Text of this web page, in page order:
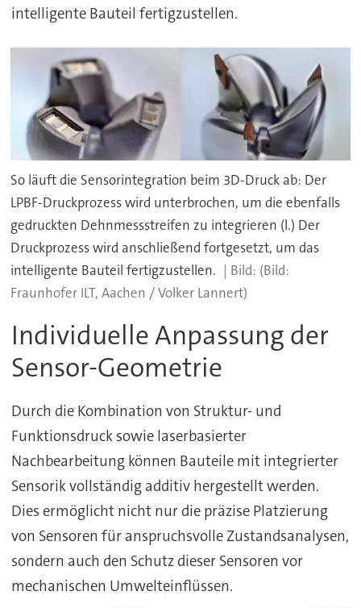
intelligente Bauteil fertigzustellen.
So läuft die Sensorintegration beim 3D-Druck ab: Der
LPBF-Druckprozess wird unterbrochen, um die ebenfalls
gedruckten Dehnmessstreifen zu integrieren (l.) Der
Druckprozess wird anschließend fortgesetzt, um das
intelligente Bauteil fertigzustellen.
(Bild:
Fraunhofer ILT, Aachen / Volker Lannert)
Individuelle Anpassung der
Sensor-Geometrie
Durch die Kombination von Struktur- und
Funktionsdruck sowie laserbasierter
Nachbearbeitung können Bauteile mit integrierter
Sensorik vollständig additiv hergestellt werden.
Dies ermöglicht nicht nur die präzise Platzierung
von Sensoren für anspruchsvolle Zustandsanalysen,
sondern auch den Schutz dieser Sensoren vor
mechanischen Umwelteinflüssen.